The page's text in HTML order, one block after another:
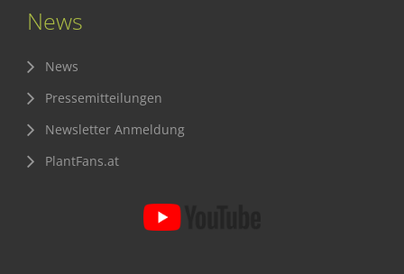
News
News
Pressemitteilungen
Newsletter Anmeldung
PlantFans.at